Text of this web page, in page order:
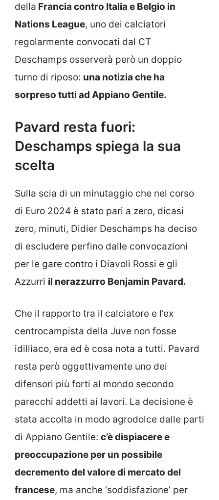
della Francia contro Italia e Belgio in
Nations League, uno dei calciatori
regolarmente convocati dal CT
Deschamps osserverà però un doppio
turno di riposo: una notizia che ha
sorpreso tutti ad Appiano Gentile.
Pavard resta fuori:
Deschamps spiega la sua
scelta
Sulla scia di un minutaggio che nel corso
di Euro 2024 è stato pari a zero, dicasi
zero, minuti, Didier Deschamps ha deciso
di escludere perfino dalle convocazioni
per le gare contro i Diavoli Rossi e gli
Azzurri il nerazzurro Benjamin Pavard.
Che il rapporto tra il calciatore e l’ex
centrocampista della Juve non fosse
idilliaco, era ed è cosa nota a tutti. Pavard
resta però oggettivamente uno dei
difensori più forti al mondo secondo
parecchi addetti ai lavori. La decisione è
stata accolta in modo agrodolce dalle parti
di Appiano Gentile: c’è dispiacere e
preoccupazione per un possibile
decremento del valore di mercato del
francese, ma anche ‘soddisfazione’ per